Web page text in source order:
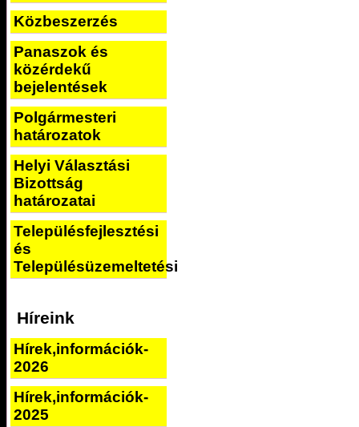
Közbeszerzés
Panaszok és
közérdekű
bejelentések
Polgármesteri
határozatok
Helyi Választási
Bizottság
határozatai
Településfejlesztési
és
Településüzemeltetési
Híreink
Hírek,információk-
2026
Hírek,információk-
2025